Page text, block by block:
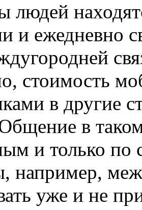
людей
и ежедневно
стоимость
в другие
в
и только по
например,
уже и не